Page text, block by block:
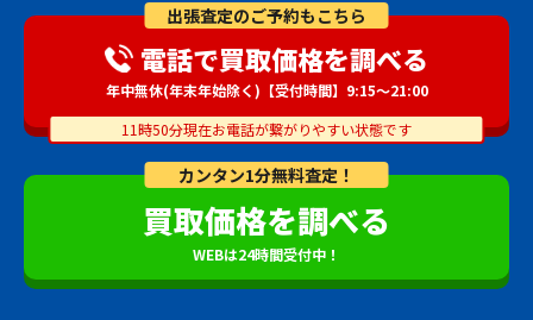
カンタン1分無料査定！
買取価格を調べる
WEBは24時間受付中！
出張査定のご予約もこちら
電話で買取価格を調べる
年中無休(年末年始除く)【受付時間】9:15～21:00
11時50分現在お電話が繋がりやすい状態です